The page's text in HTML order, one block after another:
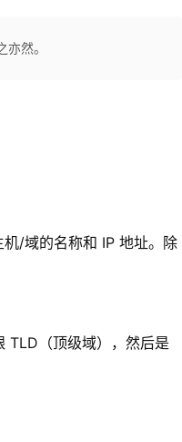
然。
/域的名称和 IP 地址。除
TLD（顶级域），然后是